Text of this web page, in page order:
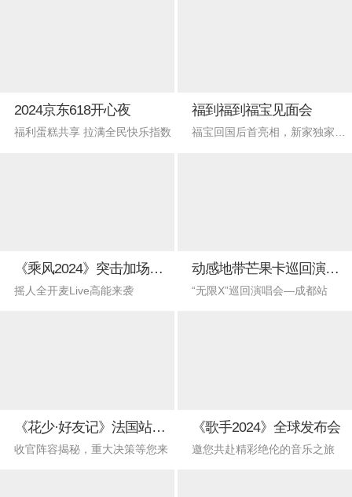
2024京东618开心夜
福利蛋糕共享 拉满全民快乐指数
福到福到福宝见面会
《乘风2024》突击加场直播赛
摇人全开麦Live高能来袭
动感地带芒果卡巡回演唱会—成都站
“无限X”巡回演唱会—成都站
《花少·好友记》法国站出发见面会
收官阵容揭秘，重大决策等您来
《歌手2024》全球发布会
邀您共赴精彩绝伦的音乐之旅